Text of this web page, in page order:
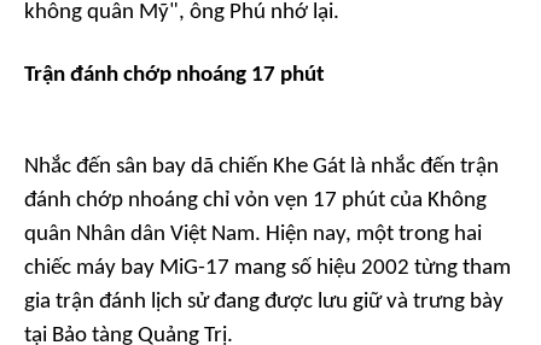
không quân Mỹ", ông Phú nhớ lại.
Trận đánh chớp nhoáng 17 phút
Nhắc đến sân bay dã chiến Khe Gát là nhắc đến trận
đánh chớp nhoáng chỉ vỏn vẹn 17 phút của Không
quân Nhân dân Việt Nam. Hiện nay, một trong hai
chiếc máy bay MiG-17 mang số hiệu 2002 từng tham
gia trận đánh lịch sử đang được lưu giữ và trưng bày
tại Bảo tàng Quảng Trị.